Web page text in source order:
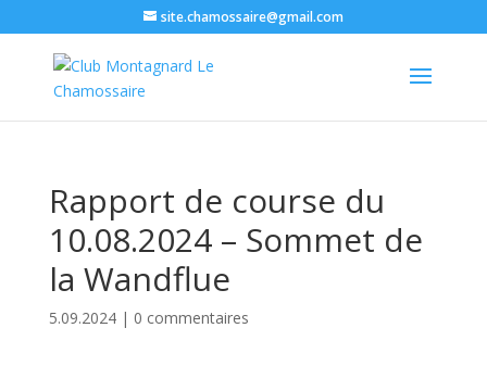
site.chamossaire@gmail.com
Rapport de course du
10.08.2024 – Sommet de
la Wandflue
5.09.2024| 0 commentaires